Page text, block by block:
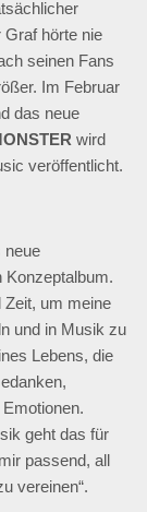
hörte nie
seinen Fans
Im Februar
das neue
wird
veröffentlicht.
neue
Konzeptalbum.
Zeit, um meine
und in Musik zu
Lebens, die
geht das für
passend, all
vereinen“.